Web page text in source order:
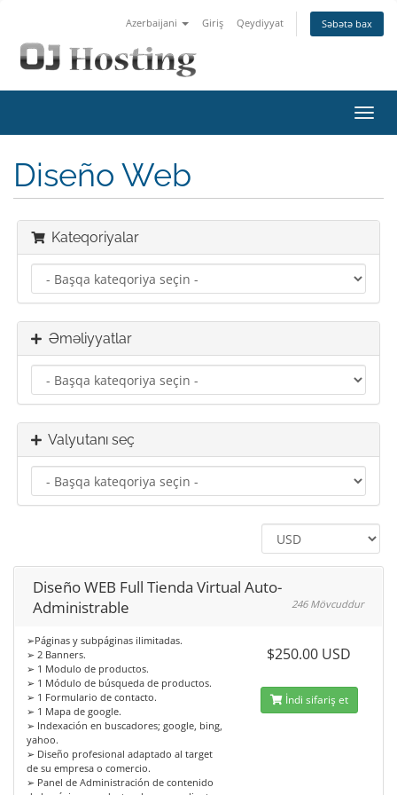
Azerbaijani Giriş Qeydiyyat Səbətə bax
keçid
Diseño Web
Kateqoriyalar
Əməliyyatlar
Valyutanı seç
Diseño WEB Full Tienda Virtual Auto-
Administrable
246 Mövcuddur
➢Páginas y subpáginas ilimitadas.
➢ 2 Banners.
➢ 1 Modulo de productos.
➢ 1 Módulo de búsqueda de productos.
➢ 1 Formulario de contacto.
➢ 1 Mapa de google.
➢ Indexación en buscadores; google, bing,
yahoo.
➢ Diseño profesional adaptado al target
de su empresa o comercio.
➢ Panel de Administración de contenido
$250.00 USD
İndi sifariş et